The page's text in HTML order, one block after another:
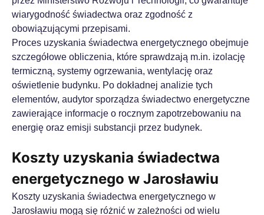
wiarygodność świadectwa oraz zgodność z
obowiązującymi przepisami.
Proces uzyskania świadectwa energetycznego obejmuje
szczegółowe obliczenia, które sprawdzają m.in. izolację
termiczną, systemy ogrzewania, wentylację oraz
oświetlenie budynku. Po dokładnej analizie tych
elementów, audytor sporządza świadectwo energetyczne
zawierające informacje o rocznym zapotrzebowaniu na
energię oraz emisji substancji przez budynek.
Koszty uzyskania świadectwa
energetycznego w Jarosławiu
Koszty uzyskania świadectwa energetycznego w
Jarosławiu mogą się różnić w zależności od wielu